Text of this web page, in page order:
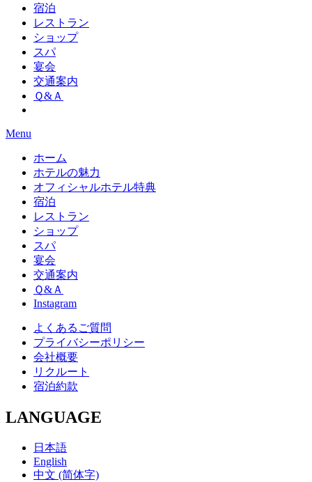
宿泊
レストラン
ショップ
スパ
宴会
交通案内
Ｑ&Ａ
Menu
ホーム
ホテルの魅力
オフィシャルホテル特典
宿泊
レストラン
ショップ
スパ
宴会
交通案内
Ｑ&Ａ
Instagram
よくあるご質問
プライバシーポリシー
会社概要
リクルート
宿泊約款
LANGUAGE
日本語
English
中文 (简体字)